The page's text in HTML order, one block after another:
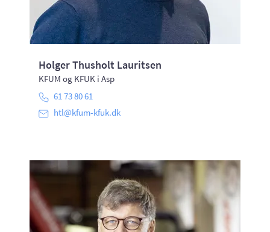
Holger Thusholt Lauritsen
KFUM og KFUK i Asp
61 73 80 61
htl@kfum-kfuk.dk